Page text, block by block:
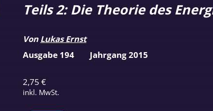
2,75 €
inkl. MwSt.
Teils 2: Die Theorie des
VonLukas Ernst
Ausgabe 194 Jahrgang 2015